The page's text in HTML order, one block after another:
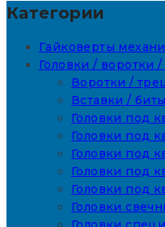
Категории
Гайковерты
Головки / воротки
Воротки /
Вставки / биты
Головки под
Головки под
Головки под
Головки под
Головки под
Головки